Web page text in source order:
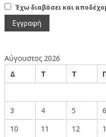
Έχω διαβάσει και
Αύγουστος 2026
Δ
Τ Τ
3
4 5 6
10
11 12